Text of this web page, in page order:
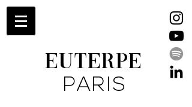
EUTERPE
PARIS